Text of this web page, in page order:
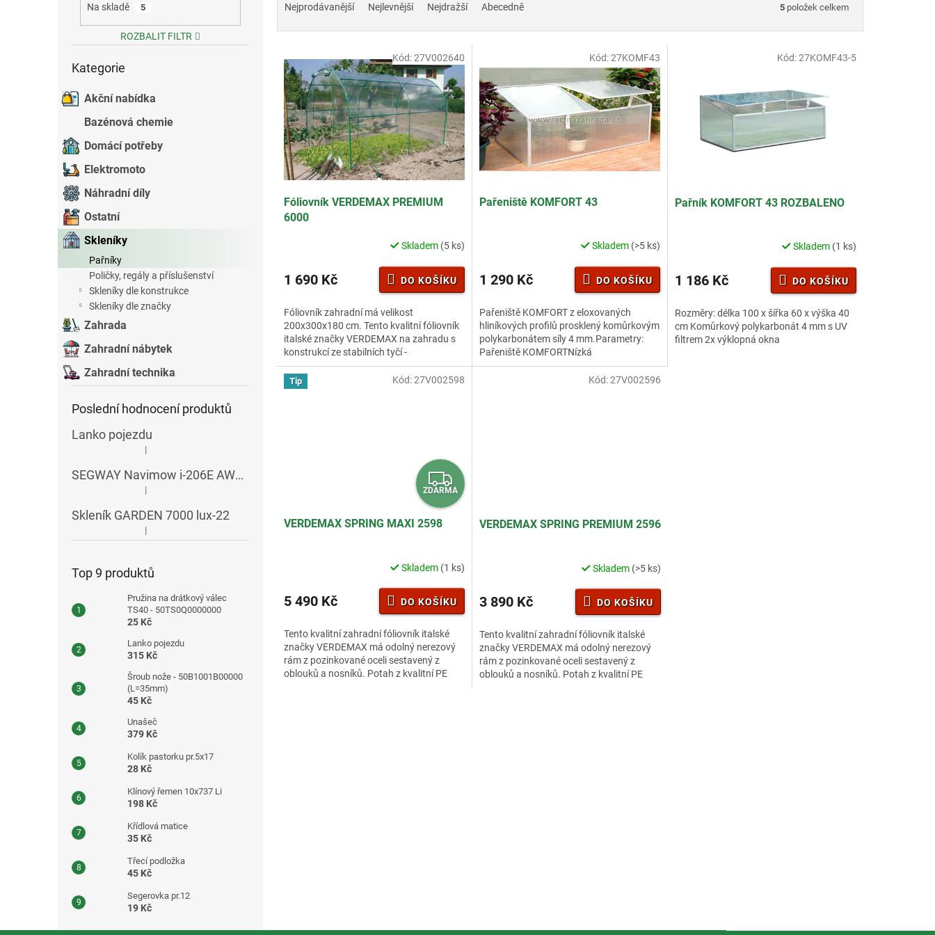
Na skladě 5
ROZBALIT FILTR
kategorie
Kategorie
Akční nabídka
Bazénová chemie
Domácí potřeby
Elektromoto
Náhradní díly
Ostatní
Skleníky
Pařníky
Poličky, regály a příslušenství
Skleníky dle konstrukce
Skleníky dle značky
Zahrada
Zahradní nábytek
Zahradní technika
Poslední hodnocení produktů
Lanko pojezdu
Hodnocení produktu je 5 z 5 hvězdiček.
|
SEGWAY Navimow i-206E AWD RTK
Hodnocení produktu je 5 z 5 hvězdiček.
|
Skleník GARDEN 7000 lux-22
Hodnocení produktu je 5 z 5 hvězdiček.
|
Top 9 produktů
Pružina na drátkový válec
TS40 - 50TS0Q0000000
25 Kč
Lanko pojezdu
315 Kč
Šroub nože - 50B1001B00000
(L=35mm)
45 Kč
Unašeč
379 Kč
Kolík pastorku pr.5x17
28 Kč
Klínový řemen 10x737 Li
198 Kč
Křídlová matice
35 Kč
Třecí podložka
45 Kč
Segerovka pr.12
19 Kč
e
p
o
d
u
Nejprodávanější Nejlevnější Nejdražší Abecedně 5 položek celkem
Fóliovník VERDEMAX PREMIUM
6000
Skladem (5 ks)
1 690 Kč DO KOŠÍKU
Fóliovník zahradní má velikost
200x300x180 cm. Tento kvalitní fóliovník
italské značky VERDEMAX na zahradu s
konstrukcí ze stabilních tyčí -
komaxitovaná ocel - je potažen...
Kód:27V002640
Pařeniště KOMFORT 43
produktu
je
z
5
hvězdiček.
Skladem (>5 ks)
1 290 Kč DO KOŠÍKU
Pařeniště KOMFORT z eloxovaných
hliníkových profilů prosklený komůrkovým
polykarbonátem síly 4 mm.Parametry:
Pařeniště KOMFORTNízká
hmotnost.Polykarbonát je prakticky
Kód:27KOMF43
Pařník KOMFORT 43 ROZBALENO
Skladem (1 ks)
1 186 Kč DO KOŠÍKU
Rozměry: délka 100 x šířka 60 x výška 40
cm Komůrkový polykarbonát 4 mm s UV
filtrem 2x výklopná okna
Kód:27KOMF43-5
Tip
Z
D
M
A
ZDARMA
VERDEMAX SPRING MAXI 2598
Skladem (1 ks)
5 490 Kč DO KOŠÍKU
Tento kvalitní zahradní fóliovník italské
značky VERDEMAX má odolný nerezový
rám z pozinkované oceli sestavený z
oblouků a nosníků. Potah z kvalitní PE
Kód:27V002598
VERDEMAX SPRING PREMIUM 2596
Skladem (>5 ks)
3 890 Kč DO KOŠÍKU
Tento kvalitní zahradní fóliovník italské
značky VERDEMAX má odolný nerezový
rám z pozinkované oceli sestavený z
oblouků a nosníků. Potah z kvalitní PE
Kód:27V002596
s